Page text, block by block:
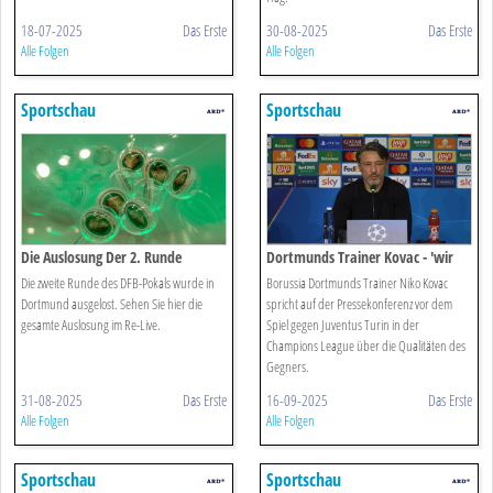
18-07-2025 Das Erste
Alle Folgen
30-08-2025 Das Erste
Alle Folgen
Sportschau
Die Auslosung Der 2. Runde
Die zweite Runde des DFB-Pokals wurde in
Dortmund ausgelost. Sehen Sie hier die
gesamte Auslosung im Re-Live.
31-08-2025 Das Erste
Alle Folgen
Sportschau
Dortmunds Trainer Kovac - 'wir
Müssen Uns Strecken'
Borussia Dortmunds Trainer Niko Kovac
spricht auf der Pressekonferenz vor dem
Spiel gegen Juventus Turin in der
Champions League über die Qualitäten des
Gegners.
16-09-2025 Das Erste
Alle Folgen
Sportschau Sportschau